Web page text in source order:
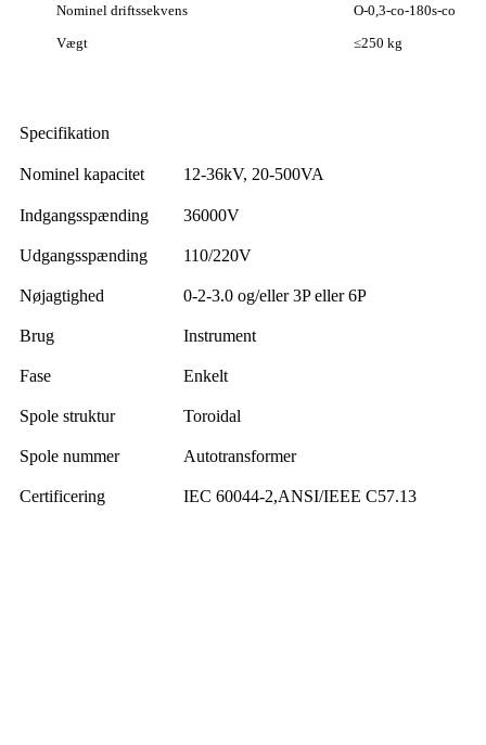
Nominel driftssekvens
O-0,3-co-180s-co
Vægt
≤250 kg
Specifikation
Nominel kapacitet 12-36kV, 20-500VA
Indgangsspænding 36000V
Udgangsspænding 110/220V
Nøjagtighed 0-2-3.0 og/eller 3P eller 6P
Brug Instrument
Fase Enkelt
Spole struktur Toroidal
Spole nummer Autotransformer
Certificering IEC 60044-2,ANSI/IEEE C57.13